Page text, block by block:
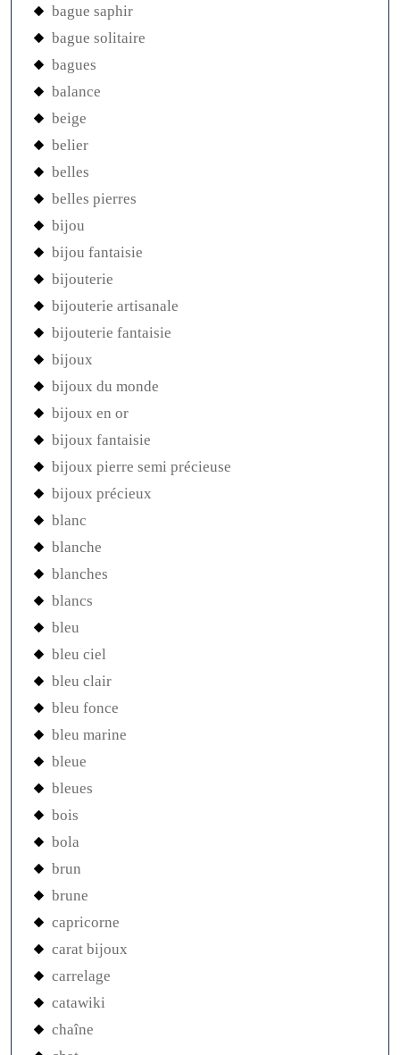
bague saphir
bague solitaire
bagues
balance
beige
belier
belles
belles pierres
bijou
bijou fantaisie
bijouterie
bijouterie artisanale
bijouterie fantaisie
bijoux
bijoux du monde
bijoux en or
bijoux fantaisie
bijoux pierre semi précieuse
bijoux précieux
blanc
blanche
blanches
blancs
bleu
bleu ciel
bleu clair
bleu fonce
bleu marine
bleue
bleues
bois
bola
brun
brune
capricorne
carat bijoux
carrelage
catawiki
chaîne